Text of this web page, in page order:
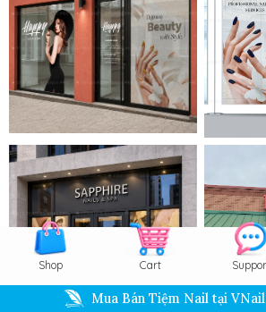
Shop Cart
Mua Bán Tiệm Nail tại